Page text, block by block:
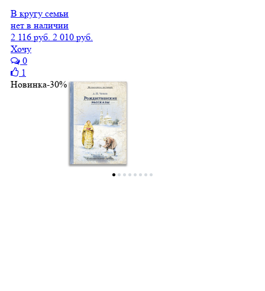
В кругу семьи
нет в наличии
2 116 руб. 2 010 руб.
Хочу
0
1
Новинка-30%